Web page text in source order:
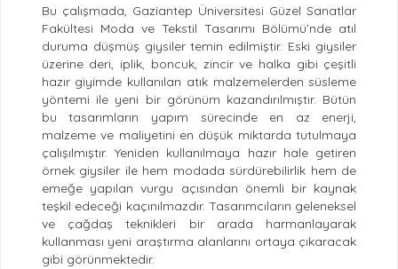
Bu çalışmada, Gaziantep Üniversitesi Güzel Sanatlar
Fakültesi Moda ve Tekstil Tasarımı Bölümü’nde atıl
duruma düşmüş giysiler temin edilmiştir. Eski giysiler
üzerine deri, iplik, boncuk, zincir ve halka gibi çeşitli
hazır giyimde kullanılan atık malzemelerden süsleme
yöntemi ile yeni bir görünüm kazandırılmıştır. Bütün
bu tasarımların yapım sürecinde en az enerji,
malzeme ve maliyetini en düşük miktarda tutulmaya
çalışılmıştır. Yeniden kullanılmaya hazır hale getiren
örnek giysiler ile hem modada sürdürebilirlik hem de
emeğe yapılan vurgu açısından önemli bir kaynak
teşkil edeceği kaçınılmazdır. Tasarımcıların geleneksel
ve çağdaş teknikleri bir arada harmanlayarak
kullanması yeni araştırma alanlarını ortaya çıkaracak
gibi görünmektedir.